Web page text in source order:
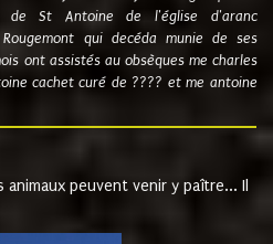
de St Antoine de l'église d'aranc
qui decéda munie de ses
ont assistés au obsèques me charles
cachet curé de ???? et me antoine
peuvent venir y paître... Il